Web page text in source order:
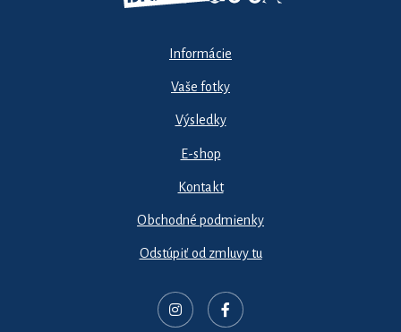
Informácie
Vaše fotky
Výsledky
E-shop
Kontakt
Obchodné podmienky
Odstúpiť od zmluvy tu